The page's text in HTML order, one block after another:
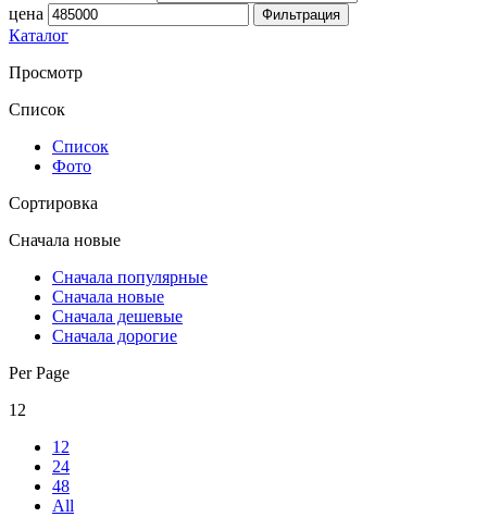
цена
Фильтрация
Каталог
Просмотр
Список
Список
Фото
Сортировка
Сначала новые
Сначала популярные
Сначала новые
Сначала дешевые
Сначала дорогие
Per Page
12
12
24
48
All